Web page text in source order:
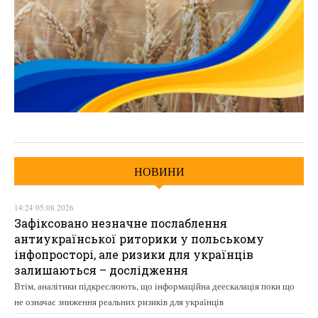
НОВИНИ
14:24 05.08.2026
Зафіксовано незначне послаблення
антиукраїнської риторики у польському
інфопросторі, але ризики для українців
залишаються – дослідження
Втім, аналітики підкреслюють, що інформаційна деескалація поки що
не означає зниження реальних ризиків для українців